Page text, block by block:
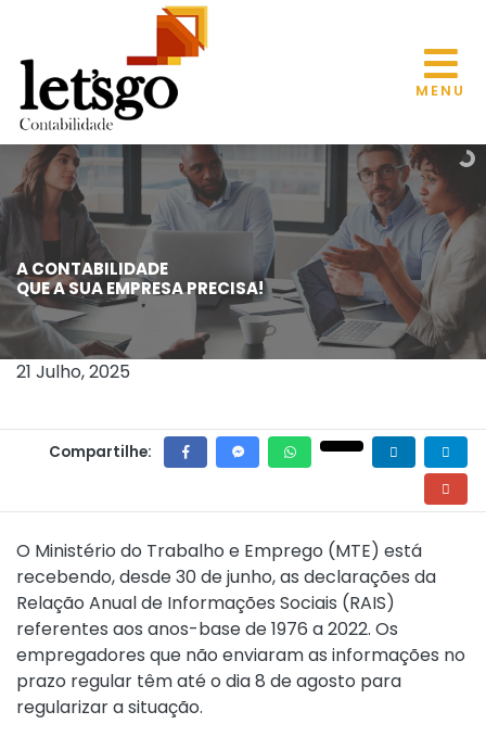
MENU
A CONTABILIDADE
QUE A SUA EMPRESA PRECISA!
EMPREGADORES TÊM ATÉ 8 DE AGOSTO
PARA REGULARIZAR DECLARAÇÕES DA
RAIS
21 Julho, 2025
Compartilhe:
O Ministério do Trabalho e Emprego (MTE) está
recebendo, desde 30 de junho, as declarações da
Relação Anual de Informações Sociais (RAIS)
referentes aos anos-base de 1976 a 2022. Os
empregadores que não enviaram as informações no
prazo regular têm até o dia 8 de agosto para
regularizar a situação.